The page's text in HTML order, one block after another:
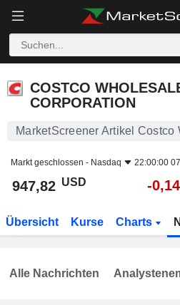
COSTCO
CORPORATION
MarketScreener Artikel
Markt geschlossen - Nasdaq 22:00:00
947,82 USD -
Übersicht Kurse Charts
Alle Nachrichten